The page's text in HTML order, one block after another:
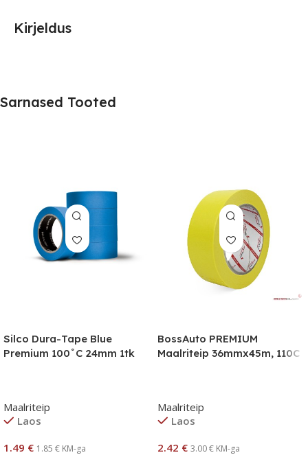
Kirjeldus
Sarnased Tooted
Silco Dura-Tape Blue
Premium 100˚C 24mm 1tk
Maalriteip
Laos
1.49 € 1.85 € KM-ga
BossAuto PREMIUM
Maalriteip 36mmx45m, 110C
Maalriteip
Laos
2.42 € 3.00€ KM-ga